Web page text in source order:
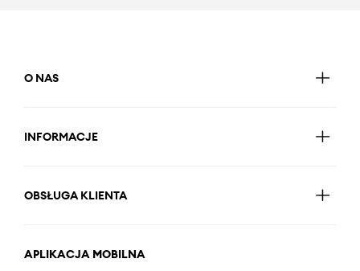
O NAS
INFORMACJE
OBSŁUGA KLIENTA
APLIKACJA MOBILNA